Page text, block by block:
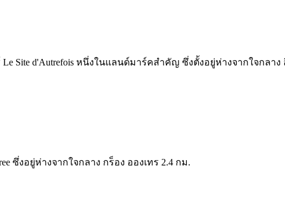
Site d'Autrefois หนึ่งในแลนด์มาร์คสำคัญ ซึ่งตั้งอยู่ห่างจากใจกลาง
ซึ่งอยู่ห่างจากใจกลาง กร็อง อองเทร 2.4 กม.